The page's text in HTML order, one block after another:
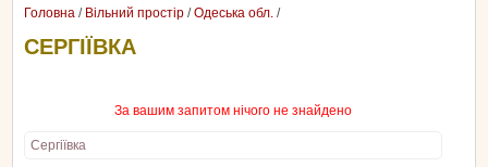
Головна / Вільний простір /Одеська обл. /
СЕРГІЇВКА
За вашим запитом нічого не знайдено
Сергіївка